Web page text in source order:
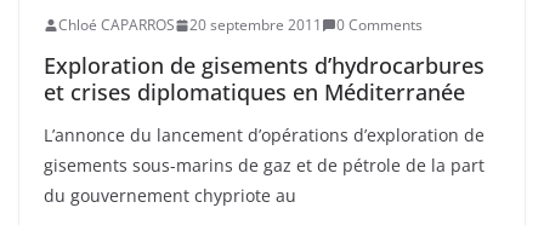
Chloé CAPARROS 20 septembre 2011 0 Comments
Exploration de gisements d’hydrocarbures
et crises diplomatiques en Méditerranée
L’annonce du lancement d’opérations d’exploration de
gisements sous-marins de gaz et de pétrole de la part
du gouvernement chypriote au